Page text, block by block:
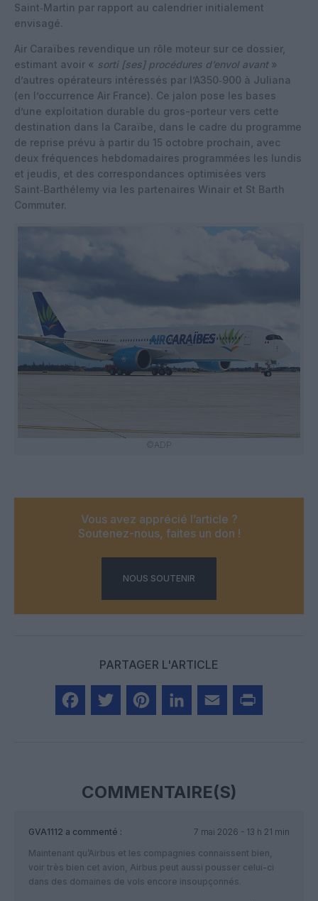
Saint‑Martin par rapport au calendrier initialement
envisagé.
Air Caraïbes revendique un rôle moteur sur ce dossier,
estimant avoir « sorti [ses] procédures d’envol avant »
d’autres opérateurs intéressés par l’A350‑900 à Juliana
(en l’occurrence Air France). Ce jalon pose les bases
d’une exploitation durable du gros-porteur vers cette
destination dans la Caraïbe, dans le cadre du programme
de reprise prévu à partir du 15 octobre prochain, avec
deux fréquences hebdomadaires programmées les lundis
et jeudis, et des correspondances optimisées vers
Saint‑Barthélemy via les partenaires Winair et St Barth
Commuter.
©ADP
Vous avez apprécié l’article ?
Soutenez-nous, faites un don !
NOUS SOUTENIR
PARTAGER L'ARTICLE
COMMENTAIRE(S)
GVA1112 a commenté :
7 mai 2026 - 13 h 21 min
Maintenant qu’Airbus et les compagnies connaissent bien,
voir très bien cet avion, Airbus peut aussi pousser celui-ci
dans des domaines de vols encore insoupçonnés.